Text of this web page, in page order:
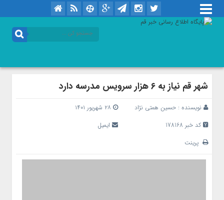
شهر قم نیاز به ۶ هزار سرویس مدرسه دارد
نویسنده : حسین همتی نژاد
کد خبر 178168
ایمیل
پرینت